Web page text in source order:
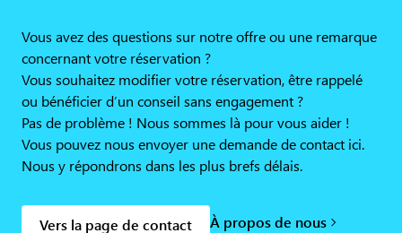
Vous avez des questions sur notre offre ou une remarque
concernant votre réservation ?
Vous souhaitez modifier votre réservation, être rappelé
ou bénéficier d’un conseil sans engagement ?
Pas de problème ! Nous sommes là pour vous aider !
Vous pouvez nous envoyer une demande de contact ici.
Nous y répondrons dans les plus brefs délais.
Vers la page de contact À propos de nous